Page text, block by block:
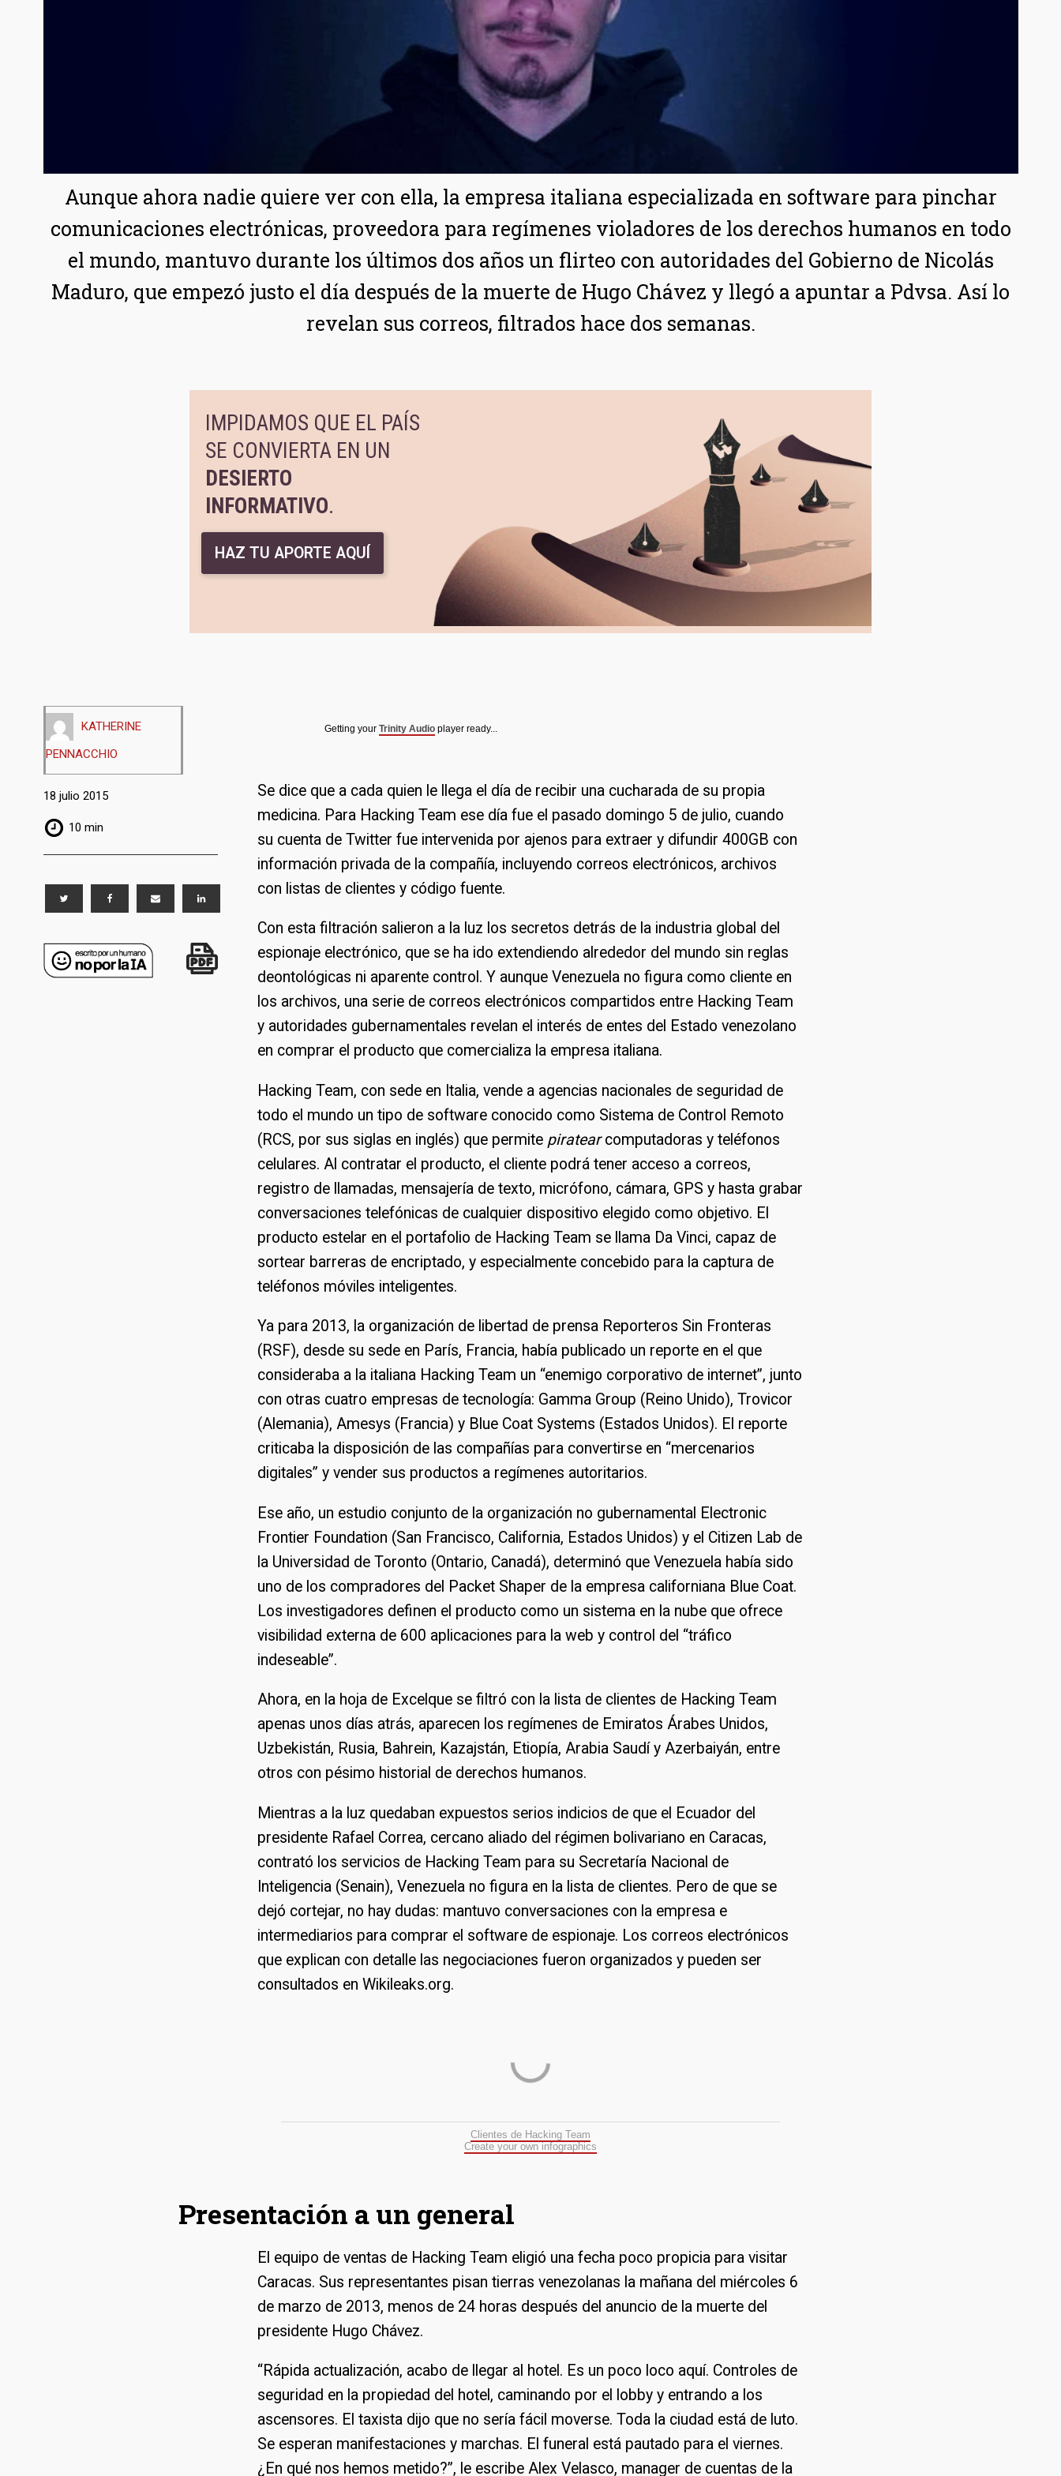
Aunque ahora nadie quiere ver con ella, la empresa italiana especializada en software para pinchar
comunicaciones electrónicas, proveedora para regímenes violadores de los derechos humanos en todo
el mundo, mantuvo durante los últimos dos años un flirteo con autoridades del Gobierno de Nicolás
Maduro, que empezó justo el día después de la muerte de Hugo Chávez y llegó a apuntar a Pdvsa. Así lo
revelan sus correos, filtrados hace dos semanas.
IMPIDAMOS QUE EL PAÍS
SE CONVIERTA EN UN
DESIERTO
INFORMATIVO.
HAZ TU APORTE AQUÍ
KATHERINE
PENNACCHIO
18 julio 2015
10 min
Getting yourTrinity Audio player ready...
Se dice que a cada quien le llega el día de recibir una cucharada de su propia
medicina. Para Hacking Team ese día fue el pasado domingo 5 de julio, cuando
su cuenta de Twitter fue intervenida por ajenos para extraer y difundir 400GB con
información privada de la compañía, incluyendo correos electrónicos, archivos
con listas de clientes y código fuente.
Con esta filtración salieron a la luz los secretos detrás de la industria global del
espionaje electrónico, que se ha ido extendiendo alrededor del mundo sin reglas
deontológicas ni aparente control. Y aunque Venezuela no figura como cliente en
los archivos, una serie de correos electrónicos compartidos entre Hacking Team
y autoridades gubernamentales revelan el interés de entes del Estado venezolano
en comprar el producto que comercializa la empresa italiana.
Hacking Team, con sede en Italia, vende a agencias nacionales de seguridad de
todo el mundo un tipo de software conocido como Sistema de Control Remoto
(RCS, por sus siglas en inglés) que permite piratearcomputadoras y teléfonos
celulares. Al contratar el producto, el cliente podrá tener acceso a correos,
registro de llamadas, mensajería de texto, micrófono, cámara, GPS y hasta grabar
conversaciones telefónicas de cualquier dispositivo elegido como objetivo. El
producto estelar en el portafolio de Hacking Team se llama Da Vinci, capaz de
sortear barreras de encriptado, y especialmente concebido para la captura de
teléfonos móviles inteligentes.
Ya para 2013, la organización de libertad de prensa Reporteros Sin Fronteras
(RSF), desde su sede en París, Francia, había publicado un reporte en el que
consideraba a la italiana Hacking Team un “enemigo corporativo de internet”, junto
con otras cuatro empresas de tecnología: Gamma Group (Reino Unido), Trovicor
(Alemania), Amesys (Francia) y Blue Coat Systems (Estados Unidos). El reporte
criticaba la disposición de las compañías para convertirse en “mercenarios
digitales” y vender sus productos a regímenes autoritarios.
Ese año, un estudio conjunto de la organización no gubernamental Electronic
Frontier Foundation (San Francisco, California, Estados Unidos) y el Citizen Lab de
la Universidad de Toronto (Ontario, Canadá), determinó que Venezuela había sido
uno de los compradores del Packet Shaper de la empresa californiana Blue Coat.
Los investigadores definen el producto como un sistema en la nube que ofrece
visibilidad externa de 600 aplicaciones para la web y control del “tráfico
indeseable”.
Ahora, en la hoja de Excelque se filtró con la lista de clientes de Hacking Team
apenas unos días atrás, aparecen los regímenes de Emiratos Árabes Unidos,
Uzbekistán, Rusia, Bahrein, Kazajstán, Etiopía, Arabia Saudí y Azerbaiyán, entre
otros con pésimo historial de derechos humanos.
Mientras a la luz quedaban expuestos serios indicios de que el Ecuador del
presidente Rafael Correa, cercano aliado del régimen bolivariano en Caracas,
contrató los servicios de Hacking Team para su Secretaría Nacional de
Inteligencia (Senain), Venezuela no figura en la lista de clientes. Pero de que se
dejó cortejar, no hay dudas: mantuvo conversaciones con la empresa e
intermediarios para comprar el software de espionaje. Los correos electrónicos
que explican con detalle las negociaciones fueron organizados y pueden ser
consultados en Wikileaks.org.
Clientes de Hacking Team
Create your own infographics
Presentación a un general
El equipo de ventas de Hacking Team eligió una fecha poco propicia para visitar
Caracas. Sus representantes pisan tierras venezolanas la mañana del miércoles 6
de marzo de 2013, menos de 24 horas después del anuncio de la muerte del
presidente Hugo Chávez.
“Rápida actualización, acabo de llegar al hotel. Es un poco loco aquí. Controles de
seguridad en la propiedad del hotel, caminando por el lobby y entrando a los
ascensores. El taxista dijo que no sería fácil moverse. Toda la ciudad está de luto.
Se esperan manifestaciones y marchas. El funeral está pautado para el viernes.
¿En qué nos hemos metido?”, le escribe Alex Velasco, manager de cuentas de la